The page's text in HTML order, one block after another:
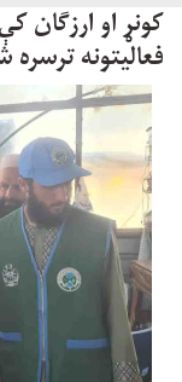
کونړ او ارزګان
فعالیتونه